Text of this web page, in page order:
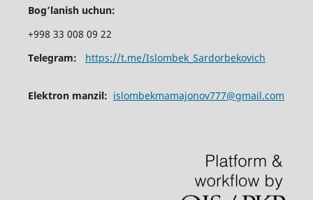
Bog’lanish uchun:
+998 33 008 09 22
Telegram: https://t.me/Islombek_Sardorbekovich
Elektron manzil: islombekmamajonov777@gmail.com